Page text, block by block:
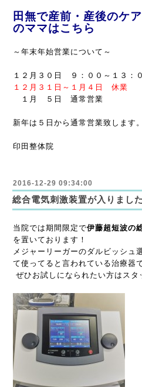
田無で産前・産後のケ
のママはこちら
～年末年始営業について～
１２月３０日 ９：００～１３：
１２月３１日 ～ １月４日 休業
１月 ５日 通常営業
新年は５日から通常営業致します。
印田整体院
2016-12-29 09:34:00
総合電気刺激装置が入りました
当院では期間限定で伊藤超短波の
を置いております！
メジャーリーガーのダルビッシュ
て使ってると言われている治療器
ぜひお試しになられたい方はスタ